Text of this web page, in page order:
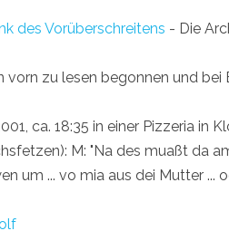
des Vorüberschreitens - Die
vorn zu lesen begonnen und
ca. 18:35 in einer Pizzeria in
M: "Na des muaßt da
um ... vo mia aus dei Mutter ...